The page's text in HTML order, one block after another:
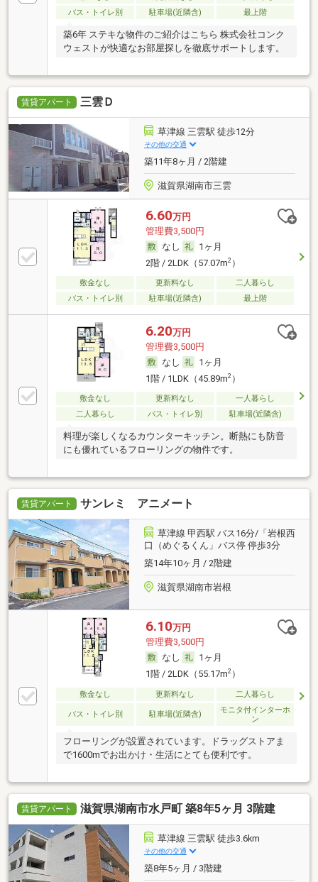
バス・トイレ別
駐車場(近隣含) 最上階
築6年 ステキな物件のご紹介はこちら 株式会社コンク
ウェストが快適なお部屋探しを徹底サポートします。
賃貸アパート 三雲Ｄ
草津線 三雲駅 徒歩12分
その他の交通
築11年8ヶ月 / 2階建
滋賀県湖南市三雲
6.60万円
管理費3,500円
なし
1ヶ月
2階 / 2LDK（57.07m2）
敷金なし 更新料なし
二人暮らし
バス・トイレ別
駐車場(近隣含) 最上階
6.20万円
管理費3,500円
なし
1ヶ月
1階 / 1LDK（45.89m2）
敷金なし 更新料なし
一人暮らし
二人暮らし
バス・トイレ別 駐車場(近隣含)
料理が楽しくなるカウンターキッチン。断熱にも防音
にも優れているフローリングの物件です。
賃貸アパート サンレミ アニメート
草津線 甲西駅 バス16分/「岩根西
口（めぐるくん」バス停 停歩3分
築14年10ヶ月 / 2階建
滋賀県湖南市岩根
6.10万円
管理費3,500円
なし
1ヶ月
1階 / 2LDK（55.17m2）
敷金なし 更新料なし 二人暮らし
バス・トイレ別 駐車場(近隣含)
モニタ付インターホ
ン
フローリングが設置されています。ドラッグストアま
で1600mでお出かけ・生活にとても便利です。
賃貸アパート 滋賀県湖南市水戸町 築8年5ヶ月 3階建
草津線 三雲駅 徒歩3.6km
その他の交通
築8年5ヶ月 / 3階建